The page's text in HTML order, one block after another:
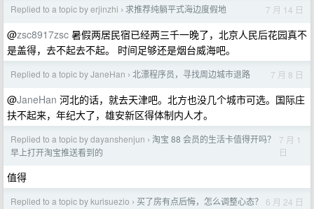
Replied to a topic by erjinzhi › 求推荐纯躺平式海边度假地 7 月 14 日
@zsc8917zsc 暑假两居民宿已经两三千一晚了，北京人民后花园真不
是盖得，去不起去不起。 时间足够还是烟台威海吧。
Replied to a topic by JaneHan › 北漂程序员，寻找周边城市退路 7 月 8 日
@JaneHan 河北的话，就去天津吧。北方也没几个城市可选。国际庄
扶不起来，年纪大了，雄安新区得体制内人才。
Replied to a topic by dayanshenjun › 淘宝 88 会员的生活卡值得开吗？
早上打开淘宝推送看到的
7 月 1
日
值得
Replied to a topic by kurisuezio › 买了房有点后悔，怎么调整心态？ 6 月 24 日